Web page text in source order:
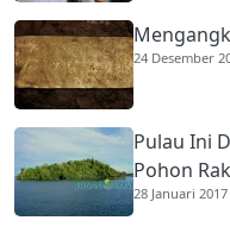
24 Desember
Pulau Ini
Pohon
28 Januari 2017